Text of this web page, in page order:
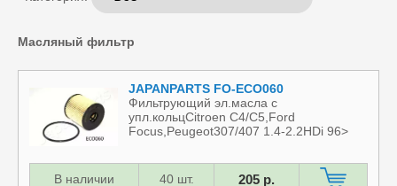
Масляный фильтр
JAPANPARTS FO-ECO060
Фильтрующий эл.масла с
упл.кольцCitroen C4/C5,Ford
Focus,Peugeot307/407 1.4-2.2HDi 96>
В наличии 40 шт. 205 р.